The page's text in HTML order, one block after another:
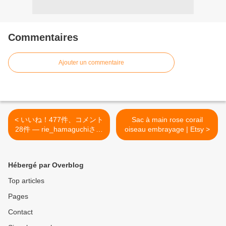
Commentaires
Ajouter un commentaire
< いいね！477件、コメント
28件 ― rie_hamaguchiさん
(@riepon_0905)の
完成🐚すごくキキララみた
い✨ ビーズは艶消しパール
で控えめに💁インナーはあ
えて色を変えて。可愛いビ
ァスナー12cm…」
Sac à main rose corail
oiseau embrayage | Etsy >
Hébergé par Overblog
Top articles
Pages
Contact